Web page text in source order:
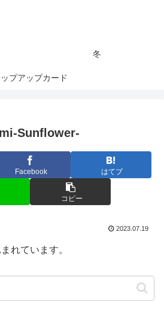
冬
プアップカード
Sunflower-
Facebook はてブ
コピー
2023.07.19
れています。